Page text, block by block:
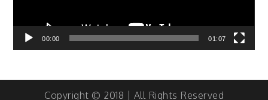
00:00 01:07
Copyright © 2018 | All Rights Reserved